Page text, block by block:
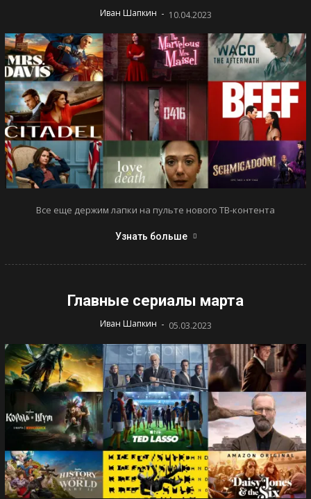
Иван Шапкин - 10.04.2023
Все еще держим лапки на пульте нового ТВ-контента
Узнать больше
Главные сериалы марта
Иван Шапкин - 05.03.2023